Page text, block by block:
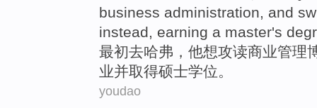
business administration, and
instead, earning a master's
最初去哈弗 ， 他想攻读商业管理
业并取得硕士学位。
youdao